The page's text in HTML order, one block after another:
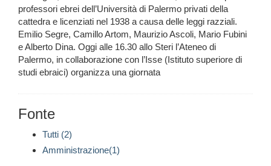
professori ebrei dell’Università di Palermo privati della
cattedra e licenziati nel 1938 a causa delle leggi razziali.
Emilio Segre, Camillo Artom, Maurizio Ascoli, Mario Fubini
e Alberto Dina. Oggi alle 16.30 allo Steri l’Ateneo di
Palermo, in collaborazione con l’Isse (Istituto superiore di
studi ebraici) organizza una giornata
Fonte
Tutti (2)
Amministrazione(1)